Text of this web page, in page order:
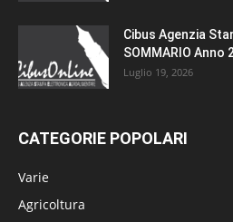
Cibus Agenzia
SOMMARIO Anno
Luglio 19, 2026
CATEGORIE POPOLARI
Varie
Agricoltura